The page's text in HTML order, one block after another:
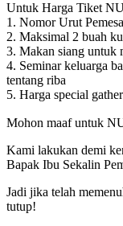
Untuk Harga Tiket
1. Nomor Urut
2. Maksimal 2 buah
3. Makan siang untuk
4. Seminar keluarga
tentang riba
5. Harga special
Mohon maaf untuk
Kami lakukan demi
Bapak Ibu Sekalin
Jadi jika telah
tutup!